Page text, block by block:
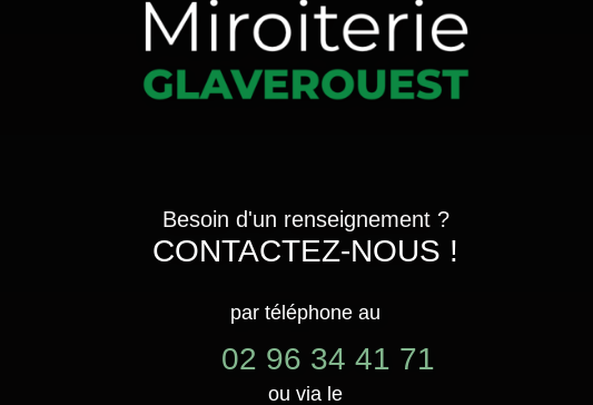
Besoin d'un renseignement ?
CONTACTEZ-NOUS !
par téléphone au
02 96 34 41 71
ou via le